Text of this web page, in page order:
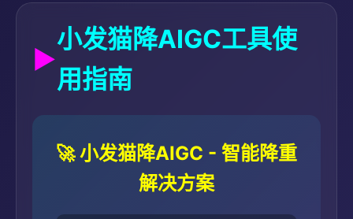
小发猫降AIGC工具使
用指南
🚀 小发猫降AIGC - 智能降重
解决方案